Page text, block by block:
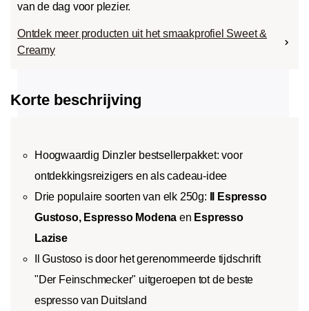
van de dag voor plezier.
Ontdek meer producten uit het smaakprofiel Sweet &
Creamy
Korte beschrijving
Hoogwaardig Dinzler bestsellerpakket: voor
ontdekkingsreizigers en als cadeau-idee
Drie populaire soorten van elk 250g:
Il Espresso
Gustoso, Espresso Modenaen Espresso
Lazise
Il Gustoso is door het gerenommeerde tijdschrift
"Der Feinschmecker" uitgeroepen tot de beste
espresso van Duitsland